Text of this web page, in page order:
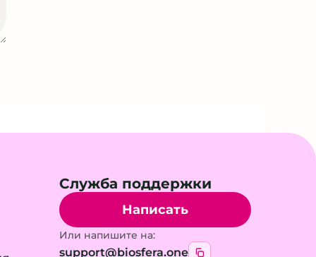
Служба поддержки
Написать
Или напишите на:
support@biosfera.one